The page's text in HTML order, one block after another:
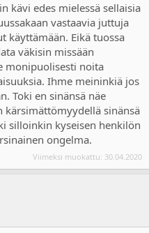
kävi edes mielessä sellaisia
vastaavia juttuja
käyttämään. Eikä tuossa
väkisin missään
monipuolisesti noita
Ihme meininkiä jos
Toki en sinänsä näe
kärsimättömyydellä sinänsä
silloinkin kyseisen henkilön
ongelma.
Viimeksi muokattu: 30.04.2020